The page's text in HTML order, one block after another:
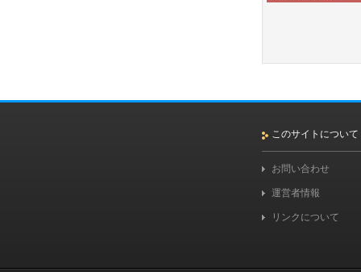
このサイトについて
お問い合わせ
運営者情報
リンクについて